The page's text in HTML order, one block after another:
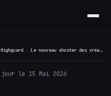
Highguard : Le nouveau shooter des créateurs de Titanfall et Apex Legends
le 15 Mai 2026